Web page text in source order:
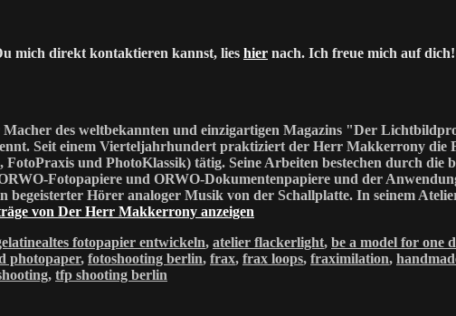
mich direkt kontaktieren kannst, lies hier nach. Ich freue mich auf dich!
des weltbekannten und einzigartigen Magazins "Der
Seit einem Vierteljahrhundert praktiziert der Herr Makkerrony
und PhotoKlassik) tätig. Seine Arbeiten bestechen durch
Fotopapiere und ORWO-Dokumentenpapiere und der
Hörer analoger Musik von der Schallplatte. In seinem
von Der Herr Makkerrony anzeigen
Schlagwörter
altes fotopapier entwickeln, atelier flackerlight, be a model for one
photopaper, fotoshooting berlin, frax, frax loops, fraximilation,
, tfp shooting berlin